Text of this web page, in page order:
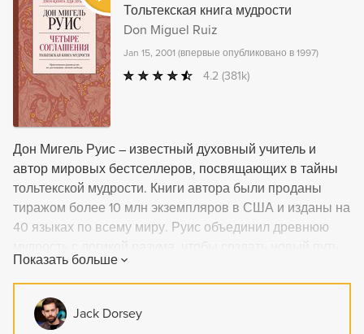
Тольтекская книга мудрости
Don Miguel Ruiz
Jan 15, 2001 (впервые опубликовано в 1997)
4.2 (381k)
Дон Мигель Руис – известный духовный учитель и
автор мировых бестселлеров, посвящающих в тайны
тольтекской мудрости. Книги автора были проданы
тиражом более 10 млн экземпляров в США и изданы на
40 языках по всему миру. Руис объединил древнюю
для стремящихся к истине. Он раскрывает источники
ограничивающих убеждений, которые лишают нас
радости и создают ненужные страдания. Книга,
которую вы держите в руках, впервые была
Показать больше
Jack Dorsey